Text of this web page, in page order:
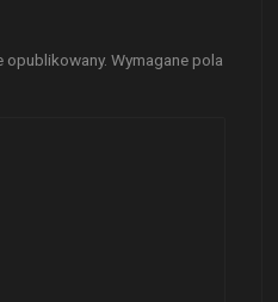
opublikowany. Wymagane pola